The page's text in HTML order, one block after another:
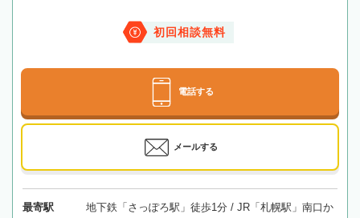
初回相談無料
電話する
メールする
最寄駅
地下鉄「さっぽろ駅」徒歩1分 / JR「札幌駅」南口か